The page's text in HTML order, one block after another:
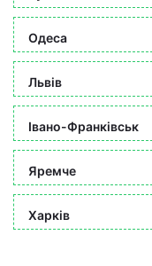
Одеса
Львів
Івано-Франківськ
Яремче
Харків